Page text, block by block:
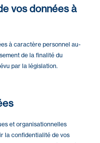
vos données à
à caractère personnel au-
de la finalité du
par la législation.
et organisationnelles
la confidentialité de vos